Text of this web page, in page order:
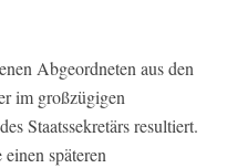
Abgeordneten aus den
im großzügigen
Staatssekretärs resultiert.
späteren